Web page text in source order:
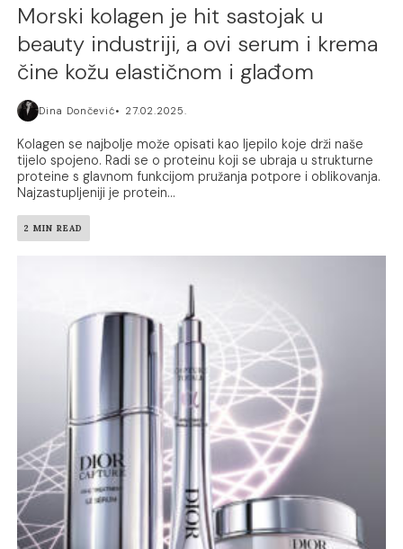
Morski kolagen je hit sastojak u
beauty industriji, a ovi serum i krema
čine kožu elastičnom i glađom
Dina Dončević 27.02.2025.
Kolagen se najbolje može opisati kao ljepilo koje drži naše
tijelo spojeno. Radi se o proteinu koji se ubraja u strukturne
proteine s glavnom funkcijom pružanja potpore i oblikovanja.
Najzastupljeniji je protein...
2 MIN READ